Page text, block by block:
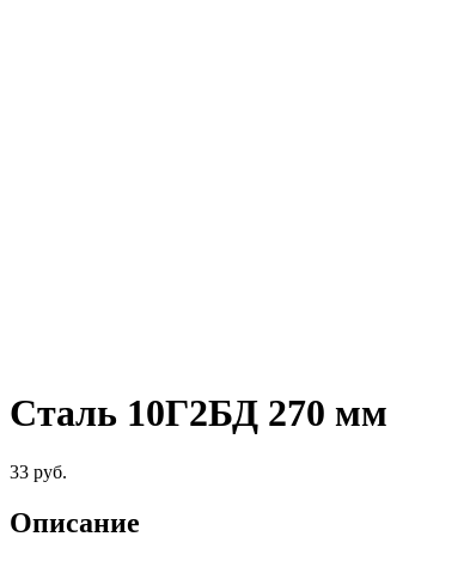
Сталь 10Г2БД 270 мм
33 руб.
Описание